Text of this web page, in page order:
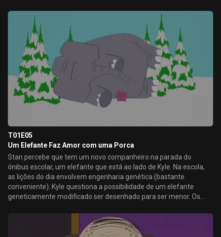
T01E05
Um Elefante Faz Amor com uma Porca
Stan percebe que tem um novo companheiro na parada do
ônibus escolar, um elefante que está ao lado de Kyle. Na escola,
as lições do dia envolvem engenharia genética (bastante
conveniente). Kyle questiona a possibilidade de um elefante
geneticamente modificado ser desenhado para ser menor. Os
experimento genético, e farão o possível para consegui-lo.